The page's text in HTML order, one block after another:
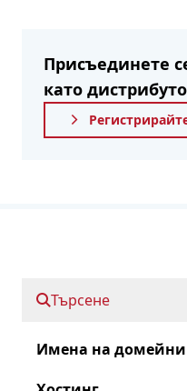
Имена на домейни
Търсене
Присъединете
като
Сепа
Искате ли да